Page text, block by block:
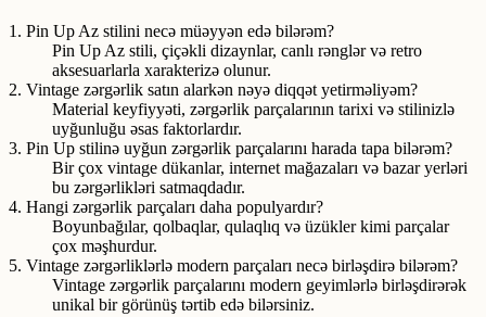
1. Pin Up Az stilini necə müəyyən edə bilərəm?
Pin Up Az stili, çiçəkli dizaynlar, canlı rənglər və retro
aksesuarlarla xarakterizə olunur.
2. Vintage zərgərlik satın alarkən nəyə diqqət yetirməliyəm?
Material keyfiyyəti, zərgərlik parçalarının tarixi və stilinizlə
uyğunluğu əsas faktorlardır.
3. Pin Up stilinə uyğun zərgərlik parçalarını harada tapa bilərəm?
Bir çox vintage dükanlar, internet mağazaları və bazar yerləri
bu zərgərlikləri satmaqdadır.
4. Hangi zərgərlik parçaları daha populyardır?
Boyunbağılar, qolbaqlar, qulaqlıq və üzükler kimi parçalar
çox məşhurdur.
5. Vintage zərgərliklərlə modern parçaları necə birləşdirə bilərəm?
Vintage zərgərlik parçalarını modern geyimlərlə birləşdirərək
unikal bir görünüş tərtib edə bilərsiniz.